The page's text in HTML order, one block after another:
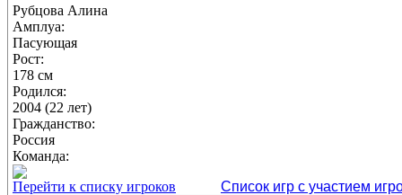
Рубцова Алина
Амплуа:
Пасующая
Рост:
178 см
Родился:
2004 (22 лет)
Гражданство:
Россия
Команда:
Перейти к списку игроков
Список игр с участием